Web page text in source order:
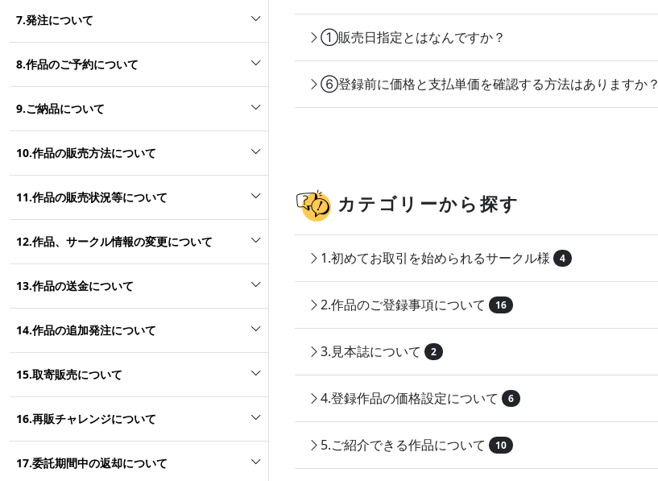
7.発注について
8.作品のご予約について
9.ご納品について
10.作品の販売方法について
11.作品の販売状況等について
12.作品、サークル情報の変更について
13.作品の送金について
14.作品の追加発注について
15.取寄販売について
16.再販チャレンジについて
17.委託期間中の返却について
①販売日指定とはなんですか？
⑥登録前に価格と支払単価を確認する方法はありますか？
カテゴリーから探す
1.初めてお取引を始められるサークル様 4
2.作品のご登録事項について 16
3.見本誌について 2
4.登録作品の価格設定について 6
5.ご紹介できる作品について 10